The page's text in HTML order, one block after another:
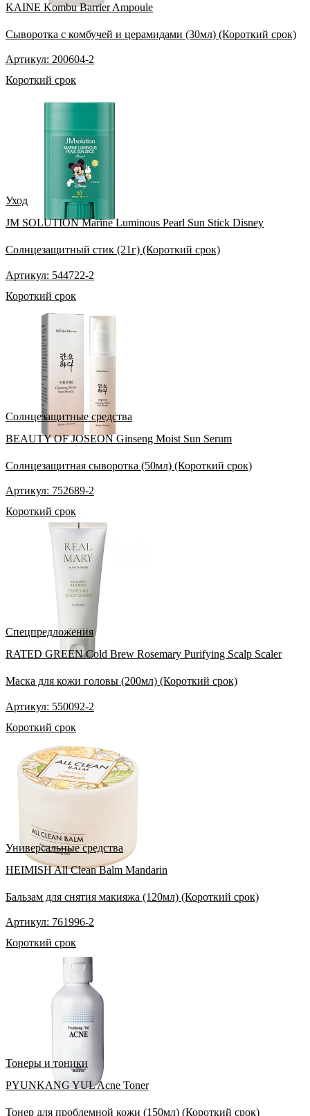
KAINE Kombu Barrier Ampoule
Сыворотка с комбучей и церамидами (30мл) (Короткий срок)
Артикул: 200604-2
Короткий срок
Уход
JM SOLUTION Marine Luminous Pearl Sun Stick Disney
Солнцезащитный стик (21г) (Короткий срок)
Артикул: 544722-2
Короткий срок
Солнцезащитные средства
BEAUTY OF JOSEON Ginseng Moist Sun Serum
Солнцезащитная сыворотка (50мл) (Короткий срок)
Артикул: 752689-2
Короткий срок
Спецпредложения
RATED GREEN Cold Brew Rosemary Purifying Scalp Scaler
Маска для кожи головы (200мл) (Короткий срок)
Артикул: 550092-2
Короткий срок
Универсальные средства
HEIMISH All Clean Balm Mandarin
Бальзам для снятия макияжа (120мл) (Короткий срок)
Артикул: 761996-2
Короткий срок
Тонеры и тоники
PYUNKANG YUL Acne Toner
Тонер для проблемной кожи (150мл) (Короткий срок)